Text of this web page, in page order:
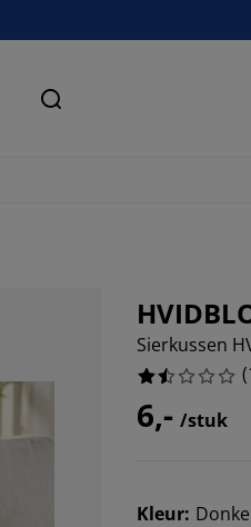
Zoeken
Sierkussen
(
6,- /stuk
Kleur:
8.333333333333332%